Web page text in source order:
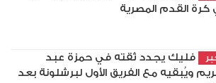
القدم المصرية
فليك يجدد ثقته في حمزة عبد
ويُبقيه مع الفريق الأول لبرشلونة بعد